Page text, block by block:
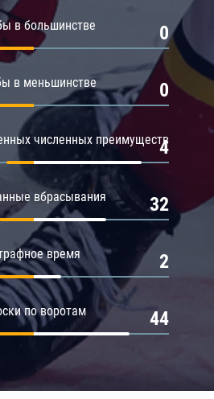
в большинстве 0
в меньшинстве 0
численных преимуществ
4
вбрасывания 32
время 2
по воротам 44